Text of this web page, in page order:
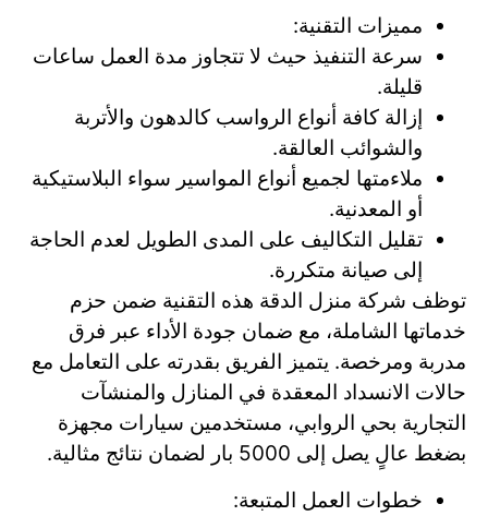
مميزات التقنية:
سرعة التنفيذ حيث لا تتجاوز مدة العمل ساعات
قليلة.
إزالة كافة أنواع الرواسب كالدهون والأتربة
والشوائب العالقة.
ملاءمتها لجميع أنواع المواسير سواء البلاستيكية
أو المعدنية.
تقليل التكاليف على المدى الطويل لعدم الحاجة
إلى صيانة متكررة.
توظف شركة منزل الدقة هذه التقنية ضمن حزم
خدماتها الشاملة، مع ضمان جودة الأداء عبر فرق
مدربة ومرخصة. يتميز الفريق بقدرته على التعامل مع
حالات الانسداد المعقدة في المنازل والمنشآت
التجارية بحي الروابي، مستخدمين سيارات مجهزة
بضغط عالٍ يصل إلى 5000 بار لضمان نتائج مثالية.
خطوات العمل المتبعة: